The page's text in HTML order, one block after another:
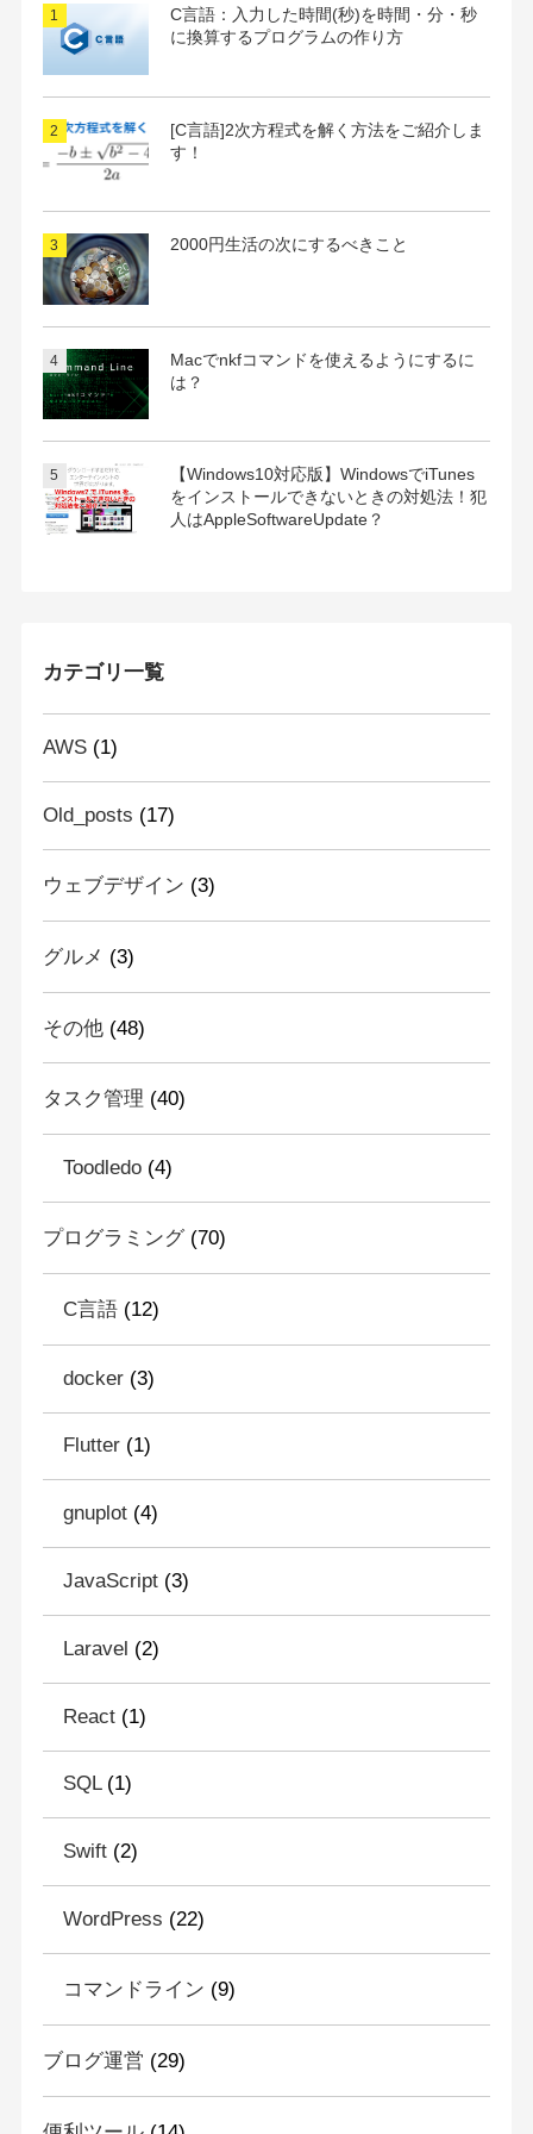
C言語：入力した時間(秒)を時間・分・秒
に換算するプログラムの作り方
[C言語]2次方程式を解く方法をご紹介しま
す！
2000円生活の次にするべきこと
Macでnkfコマンドを使えるようにするに
は？
【Windows10対応版】WindowsでiTunes
をインストールできないときの対処法！犯
人はAppleSoftwareUpdate？
カテゴリ一覧
AWS(1)
Old_posts (17)
ウェブデザイン (3)
グルメ (3)
その他(48)
タスク管理 (40)
Toodledo(4)
プログラミング(70)
C言語(12)
docker(3)
Flutter(1)
gnuplot(4)
JavaScript(3)
Laravel (2)
React(1)
SQL(1)
Swift(2)
WordPress (22)
コマンドライン (9)
ブログ運営 (29)